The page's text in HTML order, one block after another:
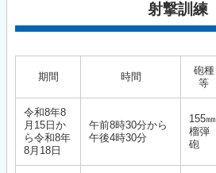
射撃訓練
期間 時間
砲種
等
令和8年8
月15日か
ら令和8年
8月18日
午前8時30分から
午後4時30分
155㎜
榴弾
砲